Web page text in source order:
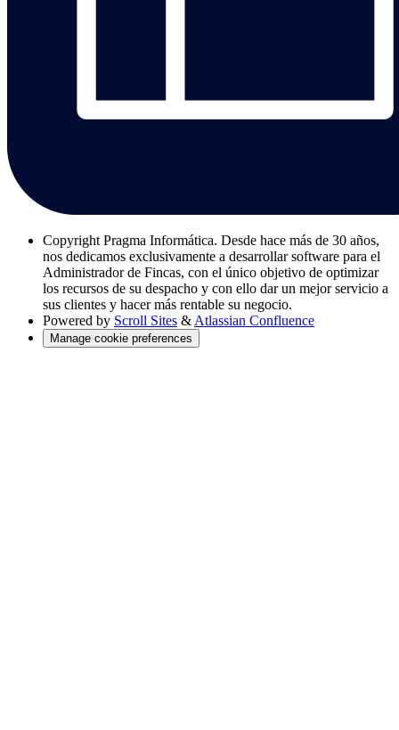
Copyright Pragma Informática. Desde hace más de 30 años,
nos dedicamos exclusivamente a desarrollar software para el
Administrador de Fincas, con el único objetivo de optimizar
los recursos de su despacho y con ello dar un mejor servicio a
sus clientes y hacer más rentable su negocio.
Powered by Scroll Sites & Atlassian Confluence
Manage cookie preferences